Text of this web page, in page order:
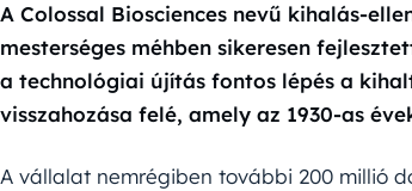
A Colossal Biosciences nevű kihalás-
mesterséges méhben sikeresen
a technológiai újítás fontos lépés a
visszahozása felé, amely az 1930-as
A vállalat nemrégiben további 200 millió